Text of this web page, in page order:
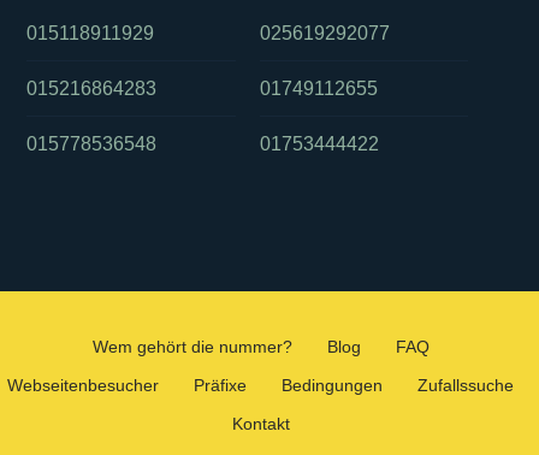
015118911929
015216864283
015778536548
025619292077
01749112655
01753444422
Wem gehört die nummer? Blog
FAQ
Webseitenbesucher
Präfixe Bedingungen
Zufallssuche
Kontakt